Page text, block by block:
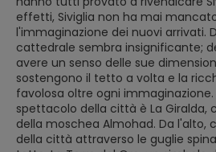
effetti, Siviglia non ha mai
l'immaginazione dei nuovi arrivati.
cattedrale sembra insignificante;
avere un senso delle sue
sostengono il tetto a volta e la
favolosa oltre ogni
spettacolo della città è La Giralda,
della moschea Almohad. Da l'alto,
della città attraverso le guglie